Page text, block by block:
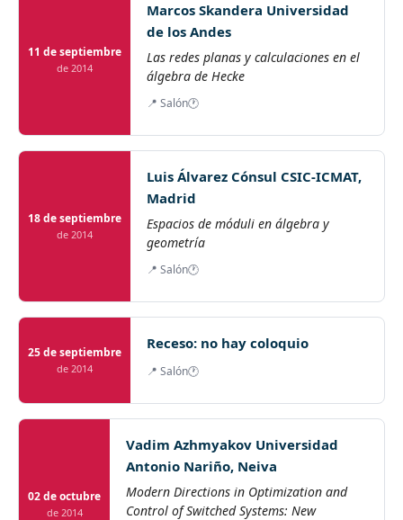
11 de septiembre
de 2014
Marcos Skandera Universidad
de los Andes
Las redes planas y calculaciones en el
álgebra de Hecke
📍 Salón🕐
18 de septiembre
de 2014
Luis Álvarez Cónsul CSIC-ICMAT,
Madrid
Espacios de móduli en álgebra y
geometría
📍 Salón🕐
25 de septiembre
de 2014
Receso: no hay coloquio
📍 Salón🕐
02 de octubre
de 2014
Vadim Azhmyakov Universidad
Antonio Nariño, Neiva
Modern Directions in Optimization and
Control of Switched Systems: New